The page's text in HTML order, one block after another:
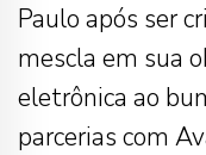
Paulo após ser
mescla em sua
eletrônica ao
parcerias com